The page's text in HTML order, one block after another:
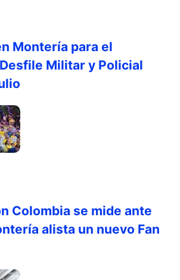
Montería para el
Militar y Policial
Colombia se mide ante
alista un nuevo Fan